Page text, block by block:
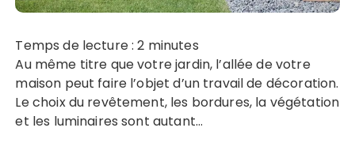
Temps de lecture :2 minutes
Au même titre que votre jardin, l’allée de votre
maison peut faire l’objet d’un travail de décoration.
Le choix du revêtement, les bordures, la végétation
et les luminaires sont autant…